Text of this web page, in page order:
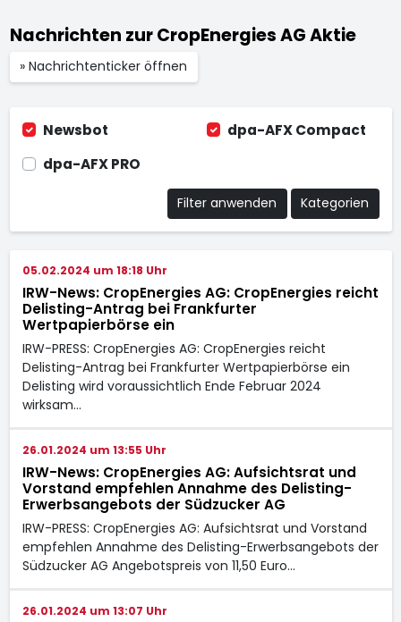
Nachrichten zur CropEnergies AG Aktie
» Nachrichtenticker öffnen
Newsbot
dpa-AFX Compact
dpa-AFX PRO
Filter anwenden Kategorien
05.02.2024 um 18:18 Uhr
IRW-News: CropEnergies AG: CropEnergies reicht
Delisting-Antrag bei Frankfurter
Wertpapierbörse ein
IRW-PRESS: CropEnergies AG: CropEnergies reicht
Delisting-Antrag bei Frankfurter Wertpapierbörse ein
Delisting wird voraussichtlich Ende Februar 2024
wirksam…
26.01.2024 um 13:55 Uhr
IRW-News: CropEnergies AG: Aufsichtsrat und
Vorstand empfehlen Annahme des Delisting-
Erwerbsangebots der Südzucker AG
IRW-PRESS: CropEnergies AG: Aufsichtsrat und Vorstand
empfehlen Annahme des Delisting-Erwerbsangebots der
Südzucker AG Angebotspreis von 11,50 Euro…
26.01.2024 um 13:07 Uhr